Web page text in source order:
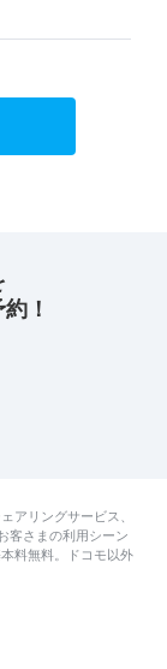
！
アリングサービス、
客さまの利用シーン
料無料。ドコモ以外